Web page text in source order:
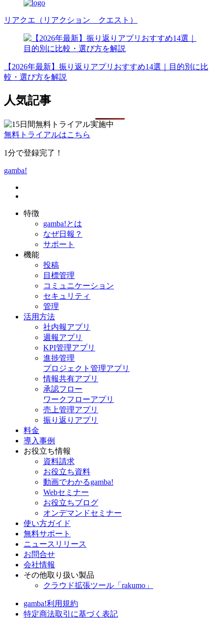
リアクエ（リアクション クエスト）
【2026年最新】振り返りアプリおすすめ14選｜目的別に比
較・選び方を解説
人気記事
無料トライアルはこちら
1分で登録完了！
gamba!
特徴
gamba!とは
なぜ日報？
サポート
機能
投稿
目標管理
コミュニケーション
セキュリティ
管理
活用方法
社内報アプリ
週報アプリ
KPI管理アプリ
進捗管理
プロジェクト管理アプリ
情報共有アプリ
承認フロー
ワークフローアプリ
売上管理アプリ
振り返りアプリ
料金
導入事例
お役立ち情報
資料請求
お役立ち資料
動画でわかるgamba!
Webセミナー
お役立ちブログ
オンデマンドセミナー
使い方ガイド
無料サポート
ニュースリリース
お問合せ
会社情報
その他取り扱い製品
クラウド拡張ツール「rakumo」
gamba!利用規約
特定商法取引に基づく表記